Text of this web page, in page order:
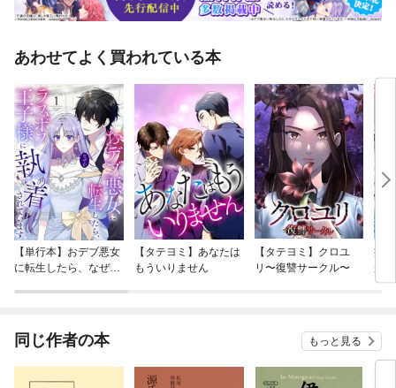
あわせてよく買われている本
【単行本】おデブ悪女
に転生したら、なぜか
【タテヨミ】あなたは
もういりません
【タテヨミ】クロユ
リ〜復讐サークル〜
病
が
ぎ
同じ作者の本 もっと見る